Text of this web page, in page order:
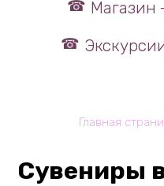
Магазин
Главная
Сувениры